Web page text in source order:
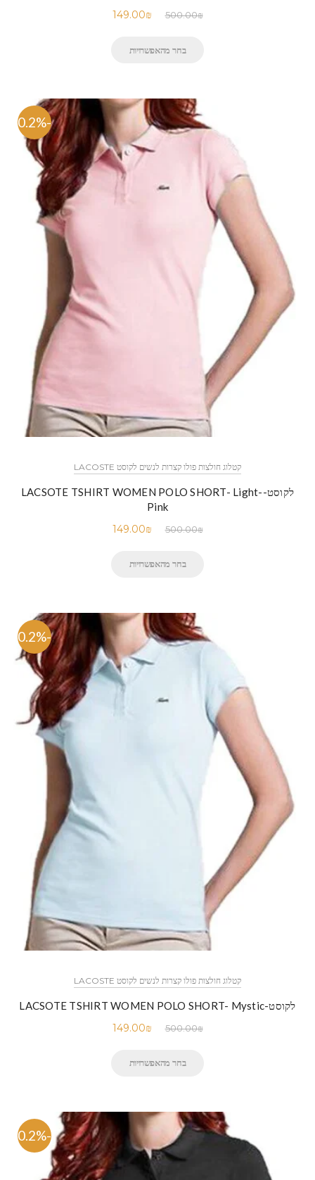
500.00₪
149.00₪
בחר מהאפשרויות
-70.2%
קטלוג חולצות פולו קצרות לנשים לקוסט LACOSTE
לקוסט-LACSOTE TSHIRT WOMEN POLO SHORT- Light-
Pink
500.00₪
149.00₪
בחר מהאפשרויות
-70.2%
קטלוג חולצות פולו קצרות לנשים לקוסט LACOSTE
לקוסט-LACSOTE TSHIRT WOMEN POLO SHORT- Mystic
500.00₪
149.00₪
בחר מהאפשרויות
-70.2%